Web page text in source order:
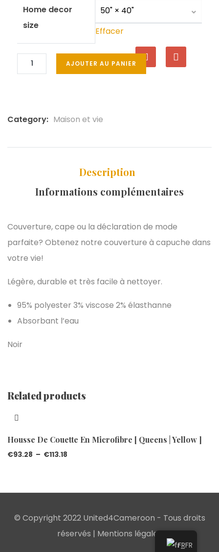
Home decor
size
Effacer
AJOUTER AU PANIER
Category: Maison et vie
Description
Informations complémentaires
Couverture, cape ou la déclaration de mode
parfaite? Obtenez notre couverture à capuche dans
votre vie!
Légère, durable et très facile à nettoyer.
95% polyester 3% viscose 2% élasthanne
Absorbant l’eau
Noir
Related products
Housse De Couette En Microfibre [ Queens | Yellow ]
€93.28 – €113.18
© Copyright 2022 United4Cameroon - Tous droits
réservés | Mentions légales
FR